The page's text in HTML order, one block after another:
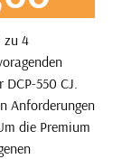
zu 4
550 CJ.
Anforderungen
die Premium